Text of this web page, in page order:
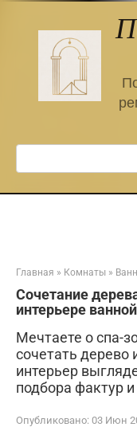
Поиск:
Главная » Комнаты »
Сочетание
интерьере
Мечтаете о спа-
сочетать дерево
интерьер
подбора фактур
Опубликовано: 03 Июн